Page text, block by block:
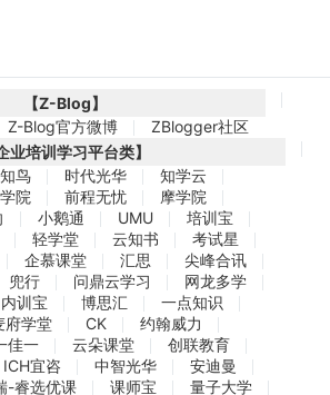
【Z-Blog】
Z-Blog官方微博
ZBlogger社区
业培训学习平台类】
鸟 时代光华
知学云
院 前程无忧
摩学院
小鹅通 UMU
培训宝
轻学堂 云知书
考试星
企慕课堂 汇思
尖峰合讯
兜行 问鼎云学习
网龙多学
内训宝 博思汇
一点知识
府学堂 CK
约翰威力
佳一 云朵课堂
创联教育
ICH宜咨 中智光华
安迪曼
-睿选优课 课师宝
量子大学